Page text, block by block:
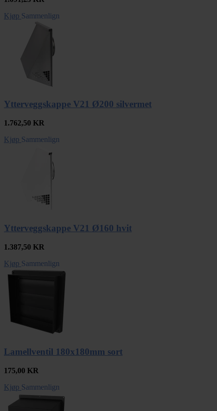
Kjøp Sammenlign
Ytterveggskappe V21 Ø200 silvermet
1.762,50 KR
Kjøp Sammenlign
Ytterveggskappe V21 Ø160 hvit
1.387,50 KR
Kjøp Sammenlign
Lamellventil 180x180mm sort
175,00 KR
Kjøp Sammenlign